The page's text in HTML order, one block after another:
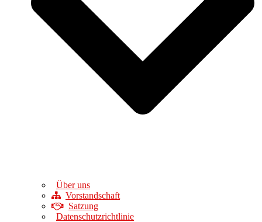
Über uns
Vorstandschaft
Satzung
Datenschutzrichtlinie